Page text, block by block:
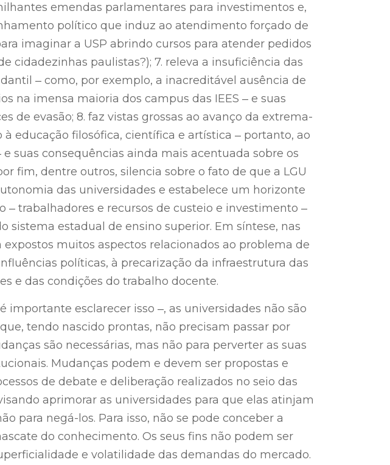
emendas parlamentares para investimentos e,
político que induz ao atendimento forçado de
imaginar a USP abrindo cursos para atender pedidos
cidadezinhas paulistas?); 7. releva a insuficiência das
‒ como, por exemplo, a inacreditável ausência de
na imensa maioria dos campus das IEES ‒ e suas
de evasão; 8. faz vistas grossas ao avanço da extrema-
à educação filosófica, científica e artística ‒ portanto, ao
suas consequências ainda mais acentuada sobre os
fim, dentre outros, silencia sobre o fato de que a LGU
das universidades e estabelece um horizonte
‒ trabalhadores e recursos de custeio e investimento ‒
sistema estadual de ensino superior. Em síntese, nas
expostos muitos aspectos relacionados ao problema de
políticas, à precarização da infraestrutura das
e das condições do trabalho docente.
importante esclarecer isso ‒, as universidades não são
tendo nascido prontas, não precisam passar por
são necessárias, mas não para perverter as suas
Mudanças podem e devem ser propostas e
de debate e deliberação realizados no seio das
aprimorar as universidades para que elas atinjam
para negá-los. Para isso, não se pode conceber a
do conhecimento. Os seus fins não podem ser
e volatilidade das demandas do mercado.